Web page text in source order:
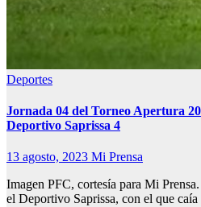
Deportes
Jornada 04 del Torneo Apertura
Deportivo Saprissa 4
13 agosto, 2023 Mi Prensa
Imagen PFC, cortesía para Mi
el Deportivo Saprissa, con el que